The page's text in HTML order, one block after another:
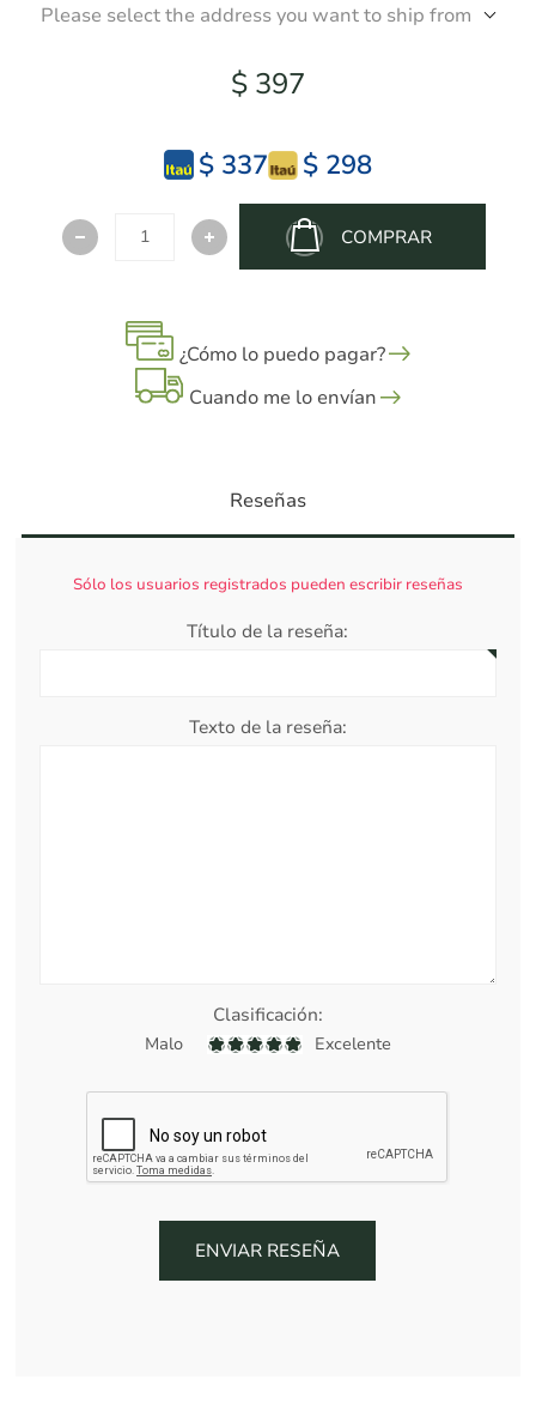
Please select the address you want to ship from
$ 397
$ 337 $ 298
COMPRAR
¿Cómo lo puedo pagar?
Cuando me lo envían
Reseñas
Sólo los usuarios registrados pueden escribir reseñas
Título de la reseña:
Texto de la reseña:
Clasificación:
Malo Excelente